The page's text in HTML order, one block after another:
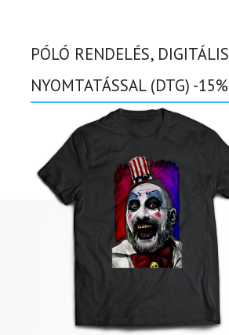
PÓLÓ RENDELÉS, DIGITÁLIS
NYOMTATÁSSAL (DTG) -15%